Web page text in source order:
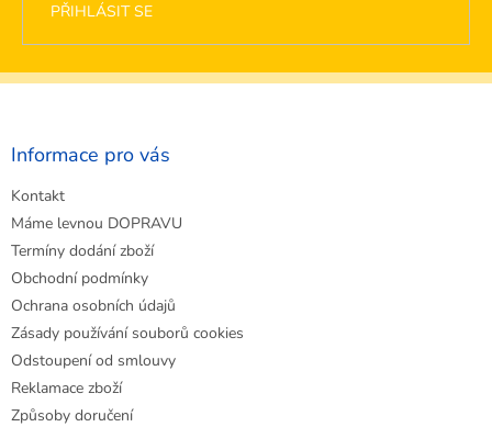
PŘIHLÁSIT SE
Z
Informace pro vás
Kontakt
Máme levnou DOPRAVU
Termíny dodání zboží
Obchodní podmínky
Ochrana osobních údajů
Zásady používání souborů cookies
Odstoupení od smlouvy
Reklamace zboží
Způsoby doručení